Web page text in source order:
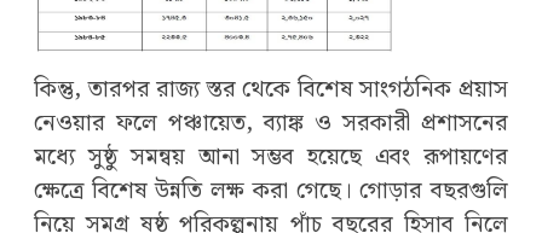
কিন্তু, তারপর রাজ্য স্তর থেকে বিশেষ সাংগঠনিক প্রয়াস
নেওয়ার ফলে পঞ্চায়েত, ব্যাঙ্ক ও সরকারী প্রশাসনের
মধ্যে সুষ্ঠু সমন্বয় আনা সম্ভব হয়েছে এবং রূপায়ণের
ক্ষেত্রে বিশেষ উন্নতি লক্ষ করা গেছে। গোড়ার বছরগুলি
নিয়ে সমগ্র ষষ্ঠ পরিকল্পনায় পাঁচ বছরের হিসাব নিলে